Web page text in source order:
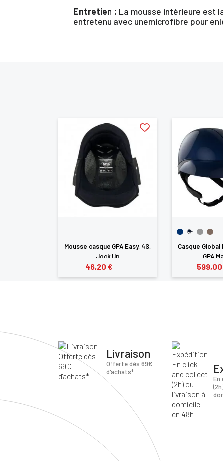
Entretien : La mousse intérieure est
entretenu avec unemicrofibre pour
Mousse casque GPA Easy, 4S,
Jock Up
46,20 €
Casque Global
GPA
Livraison
Offerte dès 69€
d'achats*
En